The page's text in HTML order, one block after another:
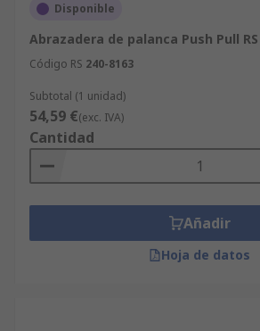
Disponible
Abrazadera de palanca Push Pull
Código RS 240-8163
Subtotal (1 unidad)
54,59 €(exc. IVA)
Cantidad
Añadir
Hoja de datos